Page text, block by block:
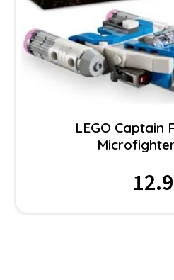
LEGO Captain